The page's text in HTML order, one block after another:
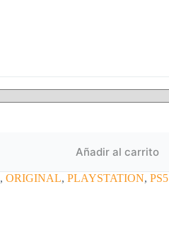
Añadir al carrito
, ORIGINAL, PLAYSTATION, PS5